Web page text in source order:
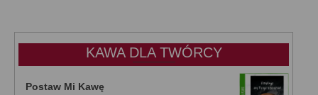
KAWA DLA TWÓRCY
Postaw Mi Kawę